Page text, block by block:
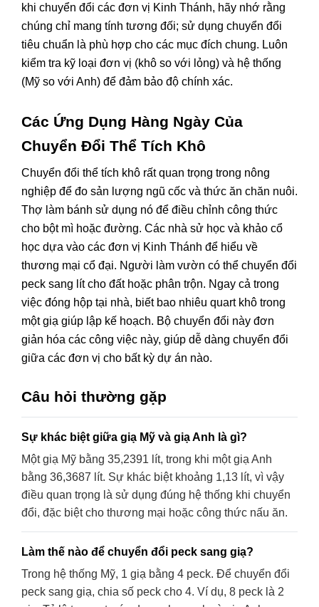
khi chuyển đổi các đơn vị Kinh Thánh, hãy nhớ rằng
chúng chỉ mang tính tương đối; sử dụng chuyển đổi
tiêu chuẩn là phù hợp cho các mục đích chung. Luôn
kiểm tra kỹ loại đơn vị (khô so với lỏng) và hệ thống
(Mỹ so với Anh) để đảm bảo độ chính xác.
Các Ứng Dụng Hàng Ngày Của
Chuyển Đổi Thể Tích Khô
Chuyển đổi thể tích khô rất quan trọng trong nông
nghiệp để đo sản lượng ngũ cốc và thức ăn chăn nuôi.
Thợ làm bánh sử dụng nó để điều chỉnh công thức
cho bột mì hoặc đường. Các nhà sử học và khảo cổ
học dựa vào các đơn vị Kinh Thánh để hiểu về
thương mại cổ đại. Người làm vườn có thể chuyển đổi
peck sang lít cho đất hoặc phân trộn. Ngay cả trong
việc đóng hộp tại nhà, biết bao nhiêu quart khô trong
một giạ giúp lập kế hoạch. Bộ chuyển đổi này đơn
giản hóa các công việc này, giúp dễ dàng chuyển đổi
giữa các đơn vị cho bất kỳ dự án nào.
Câu hỏi thường gặp
Sự khác biệt giữa giạ Mỹ và giạ Anh là gì?
Một giạ Mỹ bằng 35,2391 lít, trong khi một giạ Anh
bằng 36,3687 lít. Sự khác biệt khoảng 1,13 lít, vì vậy
điều quan trọng là sử dụng đúng hệ thống khi chuyển
đổi, đặc biệt cho thương mại hoặc công thức nấu ăn.
Làm thế nào để chuyển đổi peck sang giạ?
Trong hệ thống Mỹ, 1 giạ bằng 4 peck. Để chuyển đổi
peck sang giạ, chia số peck cho 4. Ví dụ, 8 peck là 2